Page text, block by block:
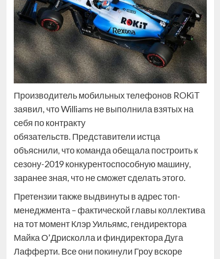
Производитель мобильных телефонов ROKiT
заявил, что Williams не выполнила взятых на
себя по контракту
обязательств. Представители истца
объяснили, что команда обещала построить к
сезону-2019 конкурентоспособную машину,
заранее зная, что не сможет сделать этого.
Претензии также выдвинуты в адрес топ-
менеджмента – фактической главы коллектива
на тот момент Клэр Уильямс, гендиректора
Майка О’Дрисколла и финдиректора Дуга
Лафферти. Все они покинули Гроу вскоре